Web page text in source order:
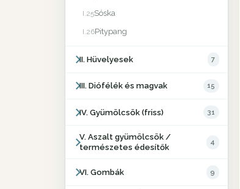
I.25Sóska
I.26Pitypang
II. Hüvelyesek 7
III. Diófélék és magvak 15
IV. Gyümölcsök (friss) 31
V. Aszalt gyümölcsök /
természetes édesítők
4
VI. Gombák 9